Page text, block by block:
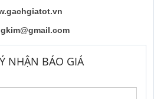
NHẬN BÁO GIÁ